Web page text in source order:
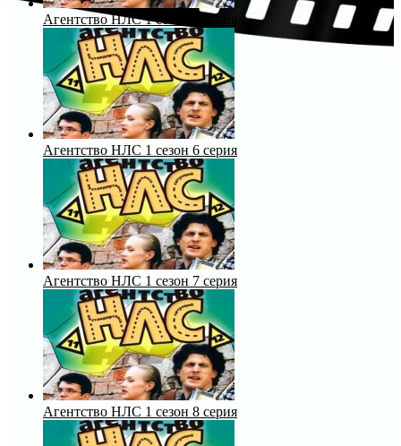
Агентство НЛС 1 сезон 5 серия
Агентство НЛС 1 сезон 6 серия
Агентство НЛС 1 сезон 7 серия
Агентство НЛС 1 сезон 8 серия